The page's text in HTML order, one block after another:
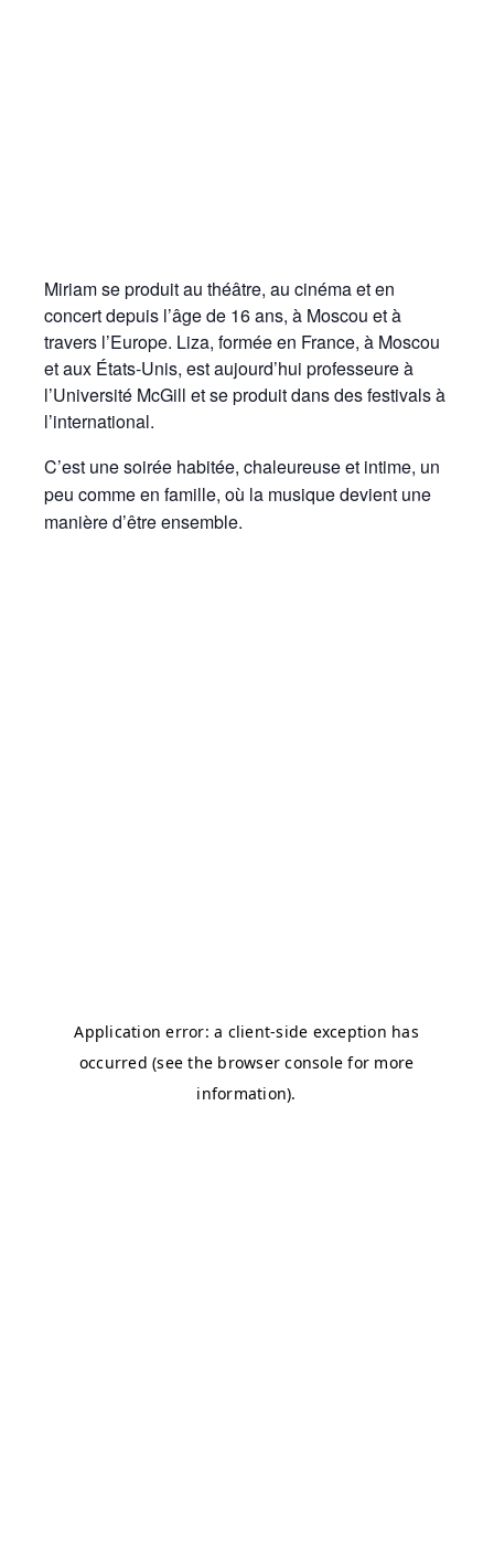
Miriam se produit au théâtre, au cinéma et en
concert depuis l’âge de 16 ans, à Moscou et à
travers l’Europe. Liza, formée en France, à Moscou
et aux États-Unis, est aujourd’hui professeure à
l’Université McGill et se produit dans des festivals à
l’international.
C’est une soirée habitée, chaleureuse et intime, un
peu comme en famille, où la musique devient une
manière d’être ensemble.